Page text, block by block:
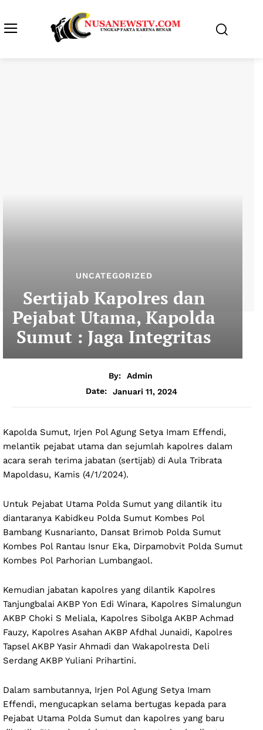
UNCATEGORIZED
Sertijab Kapolres dan
Pejabat Utama, Kapolda
Sumut : Jaga Integritas
By:
Admin
Date:
Januari 11, 2024
Kapolda Sumut, Irjen Pol Agung Setya Imam Effendi,
melantik pejabat utama dan sejumlah kapolres dalam
acara serah terima jabatan (sertijab) di Aula Tribrata
Mapoldasu, Kamis (4/1/2024).
Untuk Pejabat Utama Polda Sumut yang dilantik itu
diantaranya Kabidkeu Polda Sumut Kombes Pol
Bambang Kusnarianto, Dansat Brimob Polda Sumut
Kombes Pol Rantau Isnur Eka, Dirpamobvit Polda Sumut
Kombes Pol Parhorian Lumbangaol.
Kemudian jabatan kapolres yang dilantik Kapolres
Tanjungbalai AKBP Yon Edi Winara, Kapolres Simalungun
AKBP Choki S Meliala, Kapolres Sibolga AKBP Achmad
Fauzy, Kapolres Asahan AKBP Afdhal Junaidi, Kapolres
Tapsel AKBP Yasir Ahmadi dan Wakapolresta Deli
Serdang AKBP Yuliani Prihartini.
Dalam sambutannya, Irjen Pol Agung Setya Imam
Effendi, mengucapkan selama bertugas kepada para
Pejabat Utama Polda Sumut dan kapolres yang baru